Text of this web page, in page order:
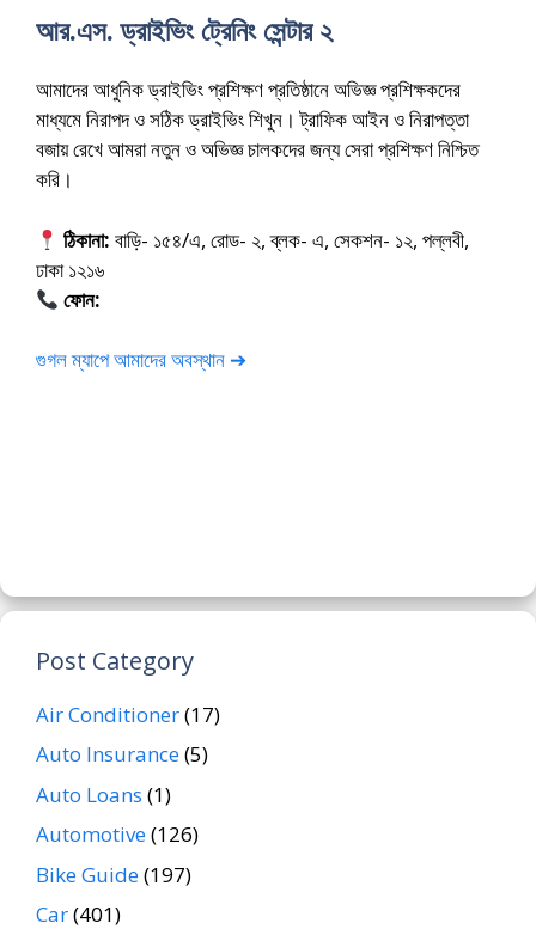
আর.এস. ড্রাইভিং ট্রেনিং সেন্টার ২
আমাদের আধুনিক ড্রাইভিং প্রশিক্ষণ প্রতিষ্ঠানে অভিজ্ঞ প্রশিক্ষকদের
মাধ্যমে নিরাপদ ও সঠিক ড্রাইভিং শিখুন। ট্রাফিক আইন ও নিরাপত্তা
বজায় রেখে আমরা নতুন ও অভিজ্ঞ চালকদের জন্য সেরা প্রশিক্ষণ নিশ্চিত
করি।
ঠিকানা: বাড়ি- ১৫৪/এ, রোড- ২, ব্লক- এ, সেকশন- ১২, পল্লবী,
ঢাকা ১২১৬
ফোন:
গুগল ম্যাপে আমাদের অবস্থান ➔
Post Category
Air Conditioner(17)
Auto Insurance(5)
Auto Loans (1)
Automotive(126)
Bike Guide(197)
Car(401)